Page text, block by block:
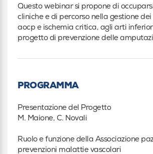
Questo webinar si propone di
cliniche e di percorso nella gestione
aocp e ischemia critica, agli arti
progetto di prevenzione delle
PROGRAMMA
Presentazione del Progetto
M. Maione, C. Novali
Ruolo e funzione della Associazione
prevenzioni malattie vascolari